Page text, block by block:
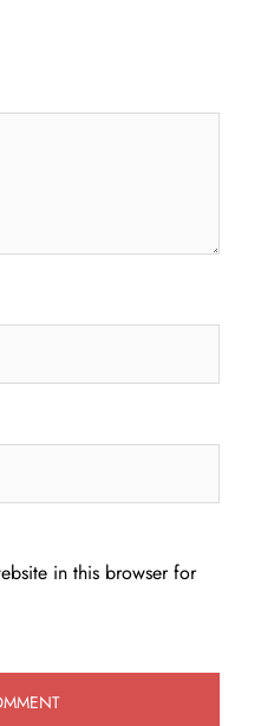
in this browser for